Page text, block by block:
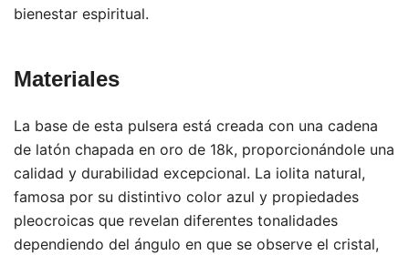
bienestar espiritual.
Materiales
La base de esta pulsera está creada con una cadena
de latón chapada en oro de 18k, proporcionándole una
calidad y durabilidad excepcional. La iolita natural,
famosa por su distintivo color azul y propiedades
pleocroicas que revelan diferentes tonalidades
dependiendo del ángulo en que se observe el cristal,